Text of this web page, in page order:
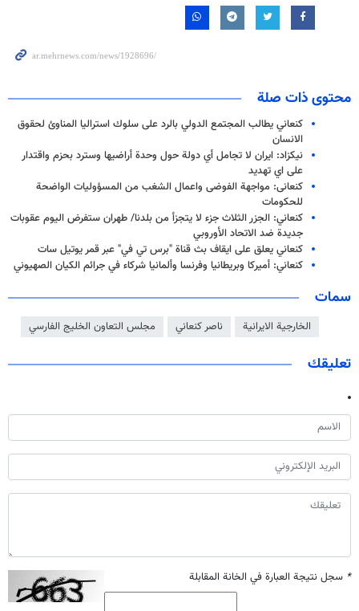
محتوى ذات صلة
كنعاني يطالب المجتمع الدولي بالرد على سلوك استراليا المناوئ لحقوق
الانسان
نيكزاد: ايران لا تجامل أي دولة حول وحدة أراضيها وسترد بحزم واقتدار
على اي تهديد
کنعانی: مواجهة الفوضى واعمال الشغب من المسؤوليات الواضحة
للحكومات
كنعاني: الجزر الثلاث جزء لا يتجزأ من بلدنا/ طهران ستفرض اليوم عقوبات
جديدة ضد الاتحاد الأوروبي
كنعاني يعلق على ايقاف بث قناة "برس تي في" عبر قمر يوتيل سات
كنعاني: أميركا وبريطانيا وفرنسا وألمانيا شرکاء في جرائم الكيان الصهيوني
سمات
الخارجية الايرانية ناصر كنعاني مجلس التعاون الخليج الفارسي
تعليقك
* سجل نتيجة العبارة في الخانة المقابلة